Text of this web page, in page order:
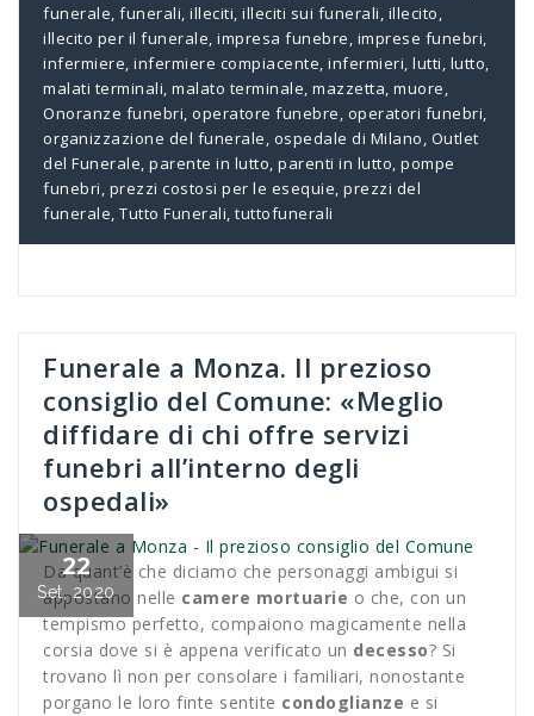
funerale, funerali, illeciti, illeciti sui funerali, illecito,
illecito per il funerale, impresa funebre, imprese funebri,
infermiere, infermiere compiacente, infermieri, lutti, lutto,
malati terminali, malato terminale, mazzetta, muore,
Onoranze funebri, operatore funebre, operatori funebri,
organizzazione del funerale, ospedale di Milano, Outlet
del Funerale, parente in lutto, parenti in lutto, pompe
funebri, prezzi costosi per le esequie, prezzi del
funerale, Tutto Funerali, tuttofunerali
Funerale a Monza. Il prezioso
consiglio del Comune: «Meglio
diffidare di chi offre servizi
funebri all’interno degli
ospedali»
22
Set, 2020
Da quant’è che diciamo che personaggi ambigui si
appostano nelle camere mortuarie o che, con un
tempismo perfetto, compaiono magicamente nella
corsia dove si è appena verificato un decesso? Si
trovano lì non per consolare i familiari, nonostante
porgano le loro finte sentite condoglianze e si